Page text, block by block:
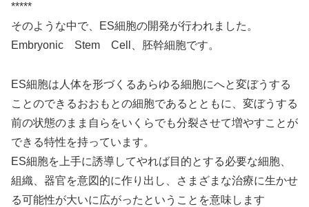
*****
そのような中で、ES細胞の開発が行われました。
Embryonic Stem Cell、胚幹細胞です。
ES細胞は人体を形づくるあらゆる細胞にへと変ぼうする
ことのできるおおもとの細胞であるとともに、変ぼうする
前の状態のまま自らをいくらでも分裂させて増やすことが
できる特性を持っています。
ES細胞を上手に誘導してやれば目的とする必要な細胞、
組織、器官を意図的に作り出し、さまざまな治療に生かせ
る可能性が大いに広がったということを意味します